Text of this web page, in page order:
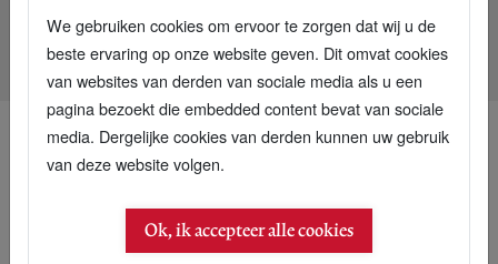
Nieuwsarchief
Mars plaatst speeltoestellen in stadswijken
09 mei 2005
Mars plaatst
We gebruiken cookies om ervoor te zorgen dat wij u de
beste ervaring op onze website geven. Dit omvat cookies
van websites van derden van sociale media als u een
pagina bezoekt die embedded content bevat van sociale
media. Dergelijke cookies van derden kunnen uw gebruik
van deze website volgen.
Ok, ik accepteer alle cookies